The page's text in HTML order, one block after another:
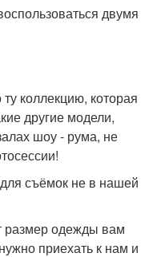
двумя
коллекцию, которая
другие модели,
шоу - рума, не
съёмок не в нашей
размер одежды вам
приехать к нам и